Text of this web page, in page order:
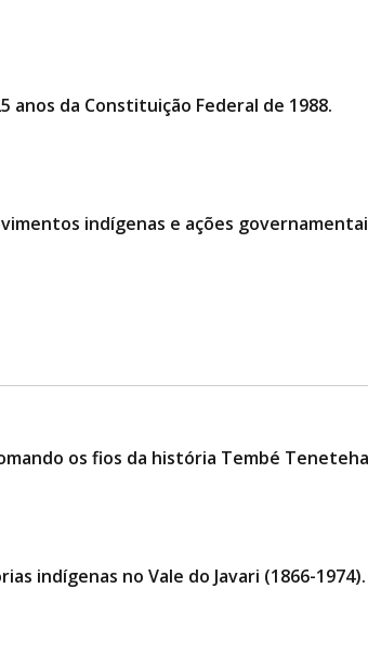
anos da Constituição Federal de 1988.
indígenas e ações
os fios da história Tembé
indígenas no Vale do Javari (1866-1974).